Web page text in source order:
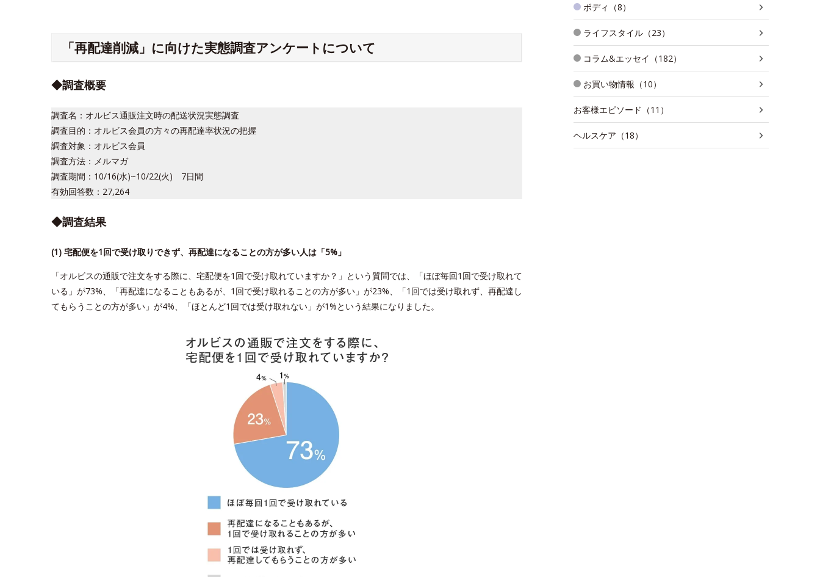
「再配達削減」に向けた実態調査アンケートについて
◆調査概要
調査名：オルビス通販注文時の配送状況実態調査
調査目的：オルビス会員の方々の再配達率状況の把握
調査対象：オルビス会員
調査方法：メルマガ
調査期間：10/16(水)~10/22(火) 7日間
有効回答数：27,264
◆調査結果
(1) 宅配便を1回で受け取りできず、再配達になることの方が多い人は「5%」
「オルビスの通販で注文をする際に、宅配便を1回で受け取れていますか？」という質問では、「ほぼ毎回1回で受け取れて
いる」が73%、「再配達になることもあるが、1回で受け取れることの方が多い」が23%、「1回では受け取れず、再配達し
てもらうことの方が多い」が4%、「ほとんど1回では受け取れない」が1%という結果になりました。
ボディ（8）
ライフスタイル（23）
コラム&エッセイ（182）
お買い物情報（10）
お客様エピソード（11）
ヘルスケア（18）